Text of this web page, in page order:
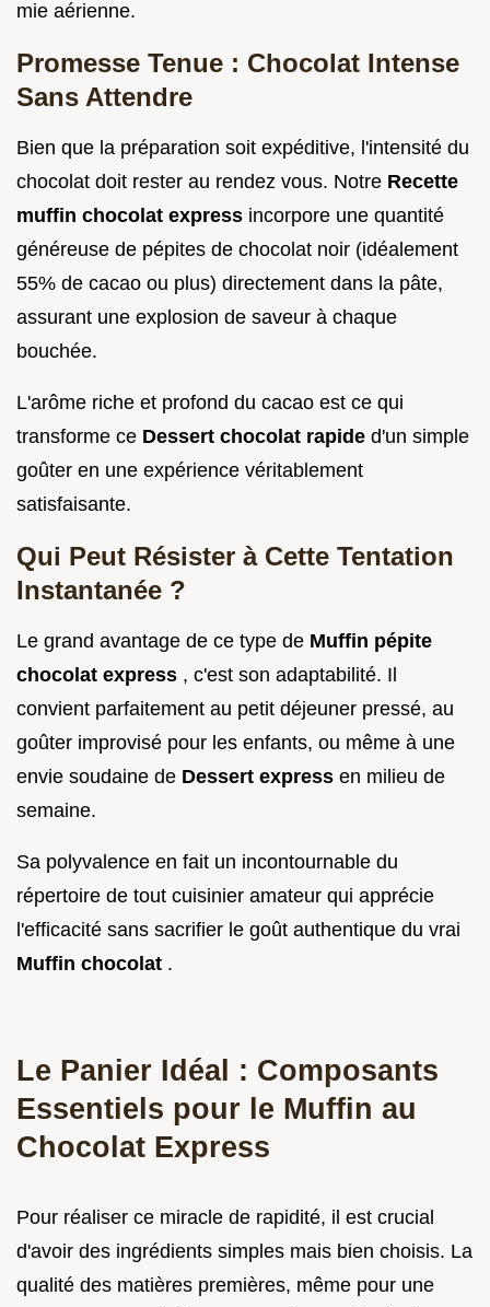
mie aérienne.
Promesse Tenue : Chocolat Intense
Sans Attendre
Bien que la préparation soit expéditive, l'intensité du
chocolat doit rester au rendez vous. Notre Recette
muffin chocolat express incorpore une quantité
généreuse de pépites de chocolat noir (idéalement
55% de cacao ou plus) directement dans la pâte,
assurant une explosion de saveur à chaque
bouchée.
L'arôme riche et profond du cacao est ce qui
transforme ce Dessert chocolat rapide d'un simple
goûter en une expérience véritablement
satisfaisante.
Qui Peut Résister à Cette Tentation
Instantanée ?
Le grand avantage de ce type de Muffin pépite
chocolat express , c'est son adaptabilité. Il
convient parfaitement au petit déjeuner pressé, au
goûter improvisé pour les enfants, ou même à une
envie soudaine de Dessert express en milieu de
semaine.
Sa polyvalence en fait un incontournable du
répertoire de tout cuisinier amateur qui apprécie
l'efficacité sans sacrifier le goût authentique du vrai
Muffin chocolat .
Le Panier Idéal : Composants
Essentiels pour le Muffin au
Chocolat Express
Pour réaliser ce miracle de rapidité, il est crucial
d'avoir des ingrédients simples mais bien choisis. La
qualité des matières premières, même pour une